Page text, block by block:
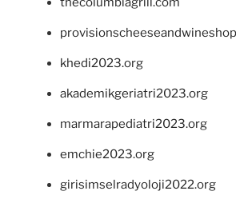
khedi2023.org
akademikgeriatri2023.org
marmarapediatri2023.org
emchie2023.org
girisimselradyoloji2022.org